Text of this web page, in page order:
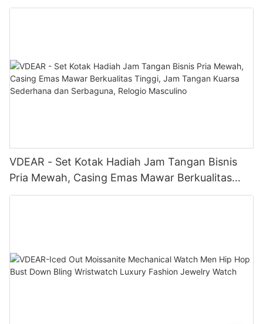
Stainless Steel, Cocok untuk Bisnis, Sehari-hari,
VDEAR - Set Kotak Hadiah Jam Tangan Bisnis
Pria Mewah, Casing Emas Mawar Berkualitas
Tinggi, Jam Tangan Kuarsa Sederhana dan